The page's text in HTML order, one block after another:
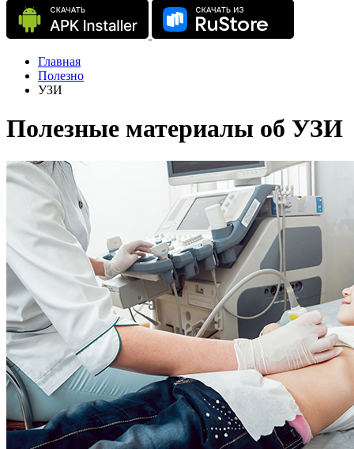
Главная
Полезно
УЗИ
Полезные материалы об УЗИ